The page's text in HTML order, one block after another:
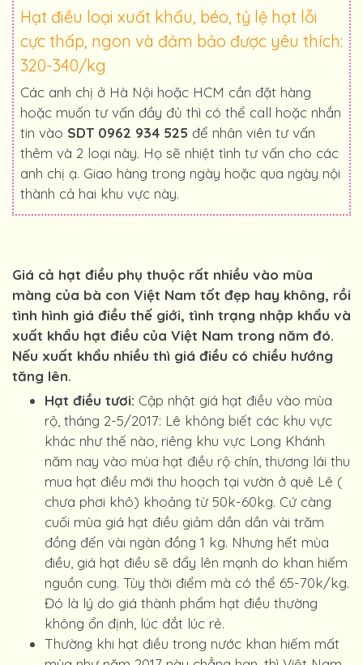
Hạt điều loại xuất khẩu, béo, tỷ lệ hạt lỗi
cực thấp, ngon và đảm bảo được yêu thích:
320-340/kg
Các anh chị ở Hà Nội hoặc HCM cần đặt hàng
hoặc muốn tư vấn đầy đủ thì có thể call hoặc nhắn
tin vào SDT 0962 934 525 để nhân viên tư vấn
thêm và 2 loại này. Họ sẽ nhiệt tình tư vấn cho các
anh chị ạ. Giao hàng trong ngày hoặc qua ngày nội
thành cả hai khu vực này.
Giá cả hạt điều phụ thuộc rất nhiều vào mùa
màng của bà con Việt Nam tốt đẹp hay không, rồi
tình hình giá điều thế giới, tình trạng nhập khẩu và
xuất khẩu hạt điều của Việt Nam trong năm đó.
Nếu xuất khẩu nhiều thì giá điều có chiều hướng
tăng lên.
Hạt điều tươi: Cập nhật giá hạt điều vào mùa
rộ, tháng 2-5/2017: Lê không biết các khu vực
khác như thế nào, riêng khu vực Long Khánh
năm nay vào mùa hạt điều rộ chín, thương lái thu
mua hạt điều mới thu hoạch tại vườn ở quê Lê (
chưa phơi khô) khoảng từ 50k-60kg. Cứ càng
cuối mùa giá hạt điều giảm dần dần vài trăm
đồng đến vài ngàn đồng 1 kg. Nhưng hết mùa
điều, giá hạt điều sẽ đẩy lên mạnh do khan hiếm
nguồn cung. Tùy thời điểm mà có thể 65-70k/kg.
Đó là lý do giá thành phẩm hạt điều thường
không ổn định, lúc đắt lúc rẻ.
Thường khi hạt điều trong nước khan hiếm mất